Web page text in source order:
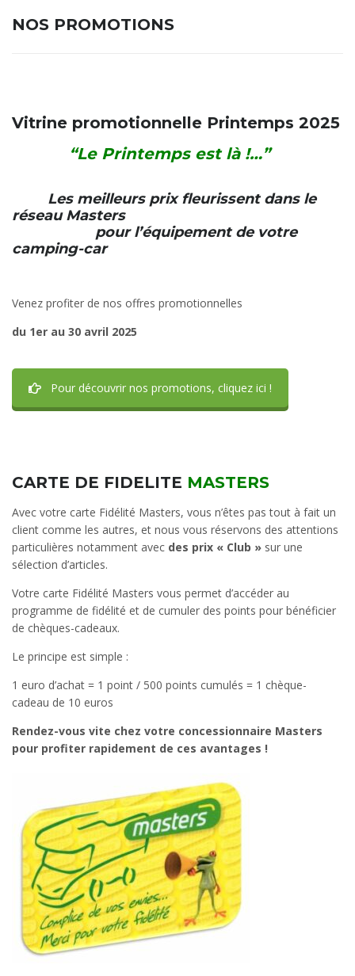
NOS PROMOTIONS
Vitrine promotionnelle Printemps 2025
“Le Printemps est là !…”
Les meilleurs prix fleurissent dans le
réseau Masters
pour l’équipement de votre
camping-car
Venez profiter de nos offres promotionnelles
du 1er au 30 avril 2025
Pour découvrir nos promotions, cliquez ici !
CARTE DE FIDELITE MASTERS
Avec votre carte Fidélité Masters, vous n’êtes pas tout à fait un
client comme les autres, et nous vous réservons des attentions
particulières notamment avec des prix « Club » sur une
sélection d’articles.
Votre carte Fidélité Masters vous permet d’accéder au
programme de fidélité et de cumuler des points pour bénéficier
de chèques-cadeaux.
Le principe est simple :
1 euro d’achat = 1 point / 500 points cumulés = 1 chèque-
cadeau de 10 euros
Rendez-vous vite chez votre concessionnaire Masters
pour profiter rapidement de ces avantages !